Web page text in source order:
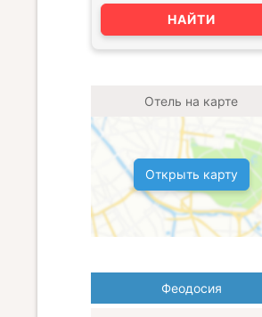
НАЙТИ
Отель на карте
Открыть карту
Феодосия